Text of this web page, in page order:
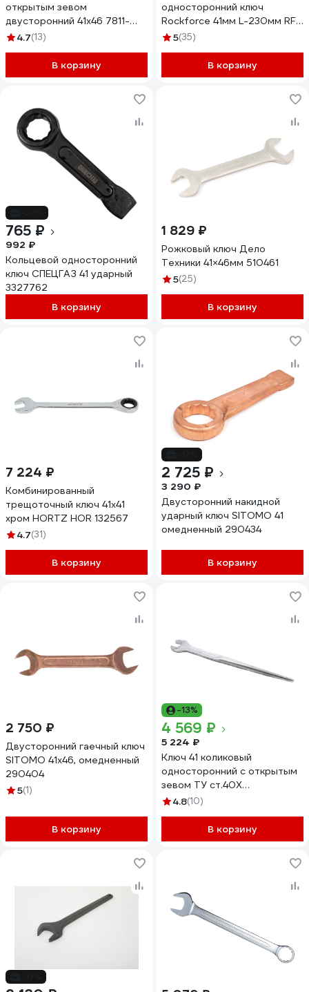
открытым зевом
двусторонний 41x46 7811-
0045
4.7(13)
В корзину
односторонний ключ
Rockforce 41мм L-230мм RF-
79141(17486)
5(35)
В корзину
765 ₽
992 ₽
Кольцевой односторонний
ключ СПЕЦГАЗ 41 ударный
3327762
В корзину
1 829 ₽
Рожковый ключ Дело
Техники 41×46мм 510461
5(25)
В корзину
7 224 ₽
Комбинированный
трещоточный ключ 41х41
хром HORTZ HOR 132567
4.7(31)
В корзину
2 725 ₽
3 290 ₽
Двусторонний накидной
ударный ключ SITOMO 41
омедненный 290434
В корзину
2 750 ₽
Двусторонний гаечный ключ
SITOMO 41x46, омедненный
290404
5(1)
В корзину
-13%
4 569 ₽
5 224 ₽
Ключ 41 коликовый
односторонний с открытым
зевом ТУ ст.40Х
оцинкованный КЗСМИ КГКМ
4.8(10)
В корзину